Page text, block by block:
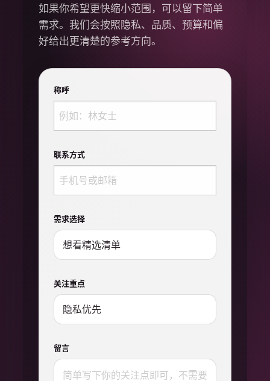
如果你希望更快缩小范围，可以留下简单
需求。我们会按照隐私、品质、预算和偏
好给出更清楚的参考方向。
称呼
联系方式
需求选择
关注重点
留言